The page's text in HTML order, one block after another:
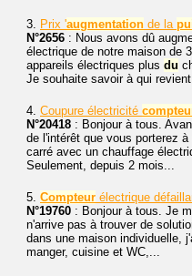
3. Prix 'augmentation de la
N°2656 : Nous avons dû
électrique de notre maison de
appareils électriques plus du
Je souhaite savoir à qui
4. Coupure électricité
N°20418 : Bonjour à tous.
de l'intérêt que vous porterez
carré avec un chauffage
Seulement, depuis 2 mois...
5. Compteur électrique
N°19760 : Bonjour à tous. Je
n'arrive pas à trouver de
dans une maison individuelle,
manger, cuisine et WC,...